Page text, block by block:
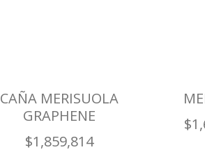
CAÑA MERISUOLA
GRAPHENE
$1,859,814
$